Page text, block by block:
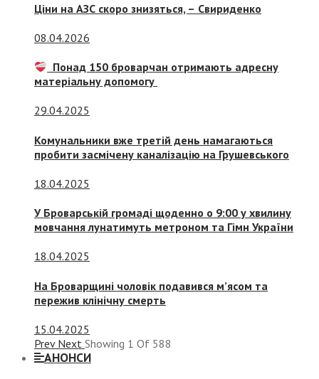
Ціни на АЗС скоро знизяться, – Свириденко
08.04.2026
Понад 150 броварчан отримають адресну
матеріальну допомогу
29.04.2025
Комунальники вже третій день намагаються
пробити засмічену каналізацію на Грушевського
18.04.2025
У Броварській громаді щоденно о 9:00 у хвилину
мовчання лунатимуть метроном та Гімн України
18.04.2025
На Броварщині чоловік подавився м’ясом та
пережив клінічну смерть
15.04.2025
Prev Next Showing 1 Of 588
АНОНСИ